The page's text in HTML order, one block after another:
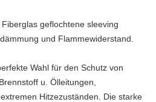
geflochtene sleeving
und Flammewiderstand.
Wahl für den Schutz von
u. Ölleitungen,
Hitzezuständen. Die starke